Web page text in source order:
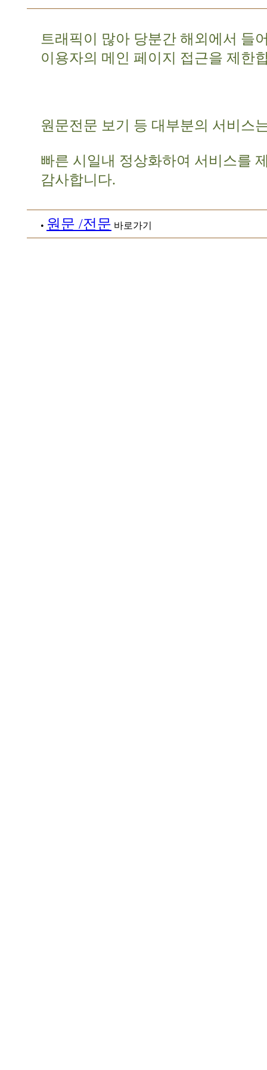
트래픽이 많아 당분간 해외에서 들
이용자의 메인 페이지 접근을 제한
원문전문 보기 등 대부분의 서비스
빠른 시일내 정상화하여 서비스를
감사합니다.
• 원문 /전문 바로가기